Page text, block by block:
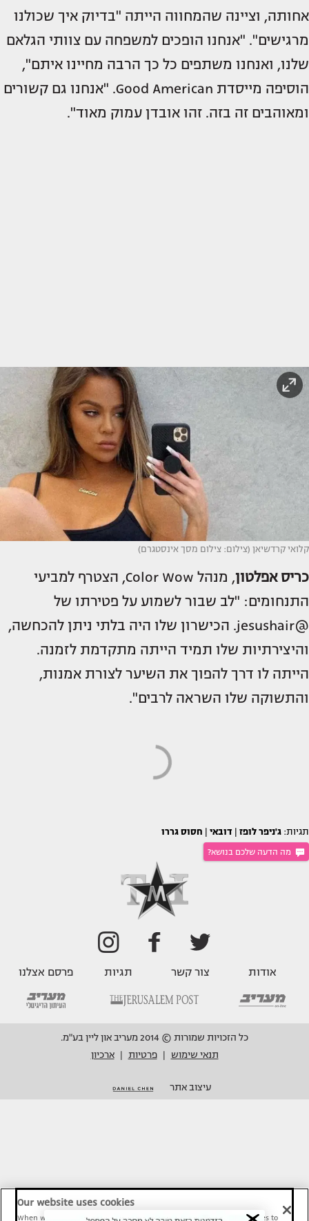
אחותה, וציינה שהמחווה הייתה "בדיוק איך שכולנו
מרגישים". "אנחנו הופכים למשפחה עם צוותי הגלאם
שלנו, ואנחנו משתפים כל כך הרבה מחיינו איתם",
הוסיפה מייסדת Good American. "אנחנו גם קשורים
ומאוהבים זה בזה. זהו אובדן עמוק מאוד".
קלואי קרדשיאן (צילום: צילום מסך אינסטגרם)
כריס אפלטון
, מנהל Color Wow, הצטרף למביעי
התנחומים: "לב שבור לשמוע על פטירתו של
@jesushair. הכישרון שלו היה בלתי ניתן להכחשה,
והיצירתיות שלו תמיד הייתה מתקדמת לזמנה.
הייתה לו דרך להפוך את השיער לצורת אמנות,
והתשוקה שלו השראה לרבים".
תגיות: ג'ניפר לופז דובאי חסוס גררו
מה הדעה שלכם בנושא?
אודות צור קשר תגיות פרסם אצלנו
כל הזכויות שמורות © 2014 מעריב און ליין בע"מ.
תנאי שימוש
פרטיות ארכיון
עיצוב אתר
Our website uses cookies
When we provide Maariv, TMI and Sport1 content online, we use cookies to